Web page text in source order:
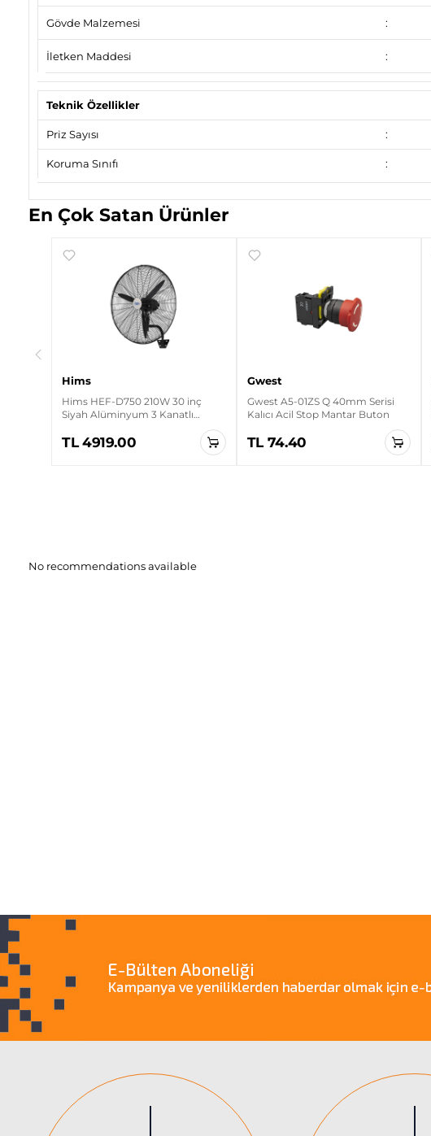
Gövde Malzemesi :
İletken Maddesi :
Teknik Özellikler
Priz Sayısı :
Koruma Sınıfı :
En Çok Satan Ürünler
Hims
Hims HEF-D750 210W 30 inç
Siyah Alüminyum 3 Kanatlı
TL 4919.00
Gwest
Gwest A5-01ZS Q 40mm Serisi
Kalıcı Acil Stop Mantar Buton
TL 74.40
No recommendations available